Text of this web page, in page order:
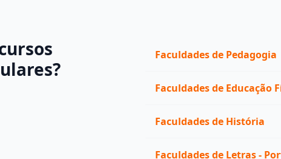
Faculdades de Pedagogia
Faculdades de Educação
Faculdades de História
Faculdades de Letras -